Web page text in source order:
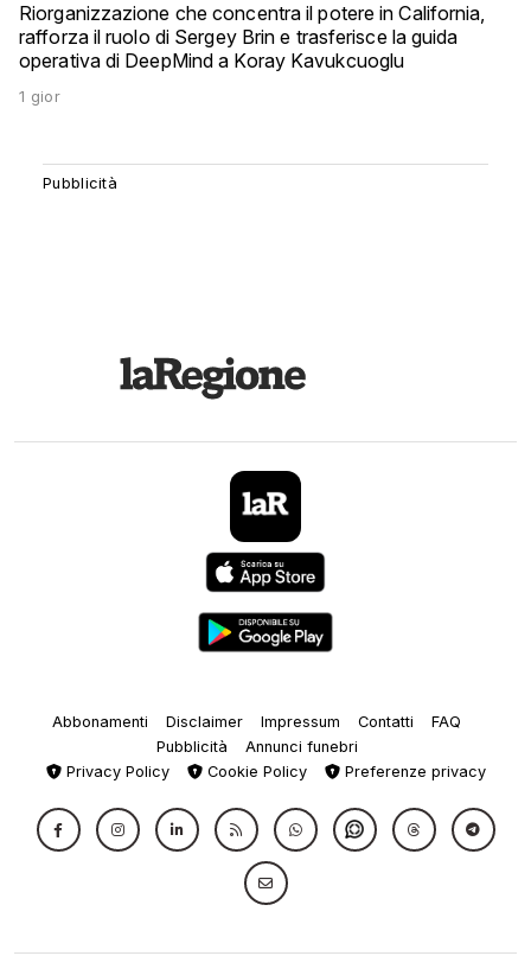
Riorganizzazione che concentra il potere in California,
rafforza il ruolo di Sergey Brin e trasferisce la guida
operativa di DeepMind a Koray Kavukcuoglu
1 gior
Abbonamenti Disclaimer Impressum Contatti
FAQ
Pubblicità
Annunci funebri
Privacy Policy
Cookie Policy Preferenze privacy